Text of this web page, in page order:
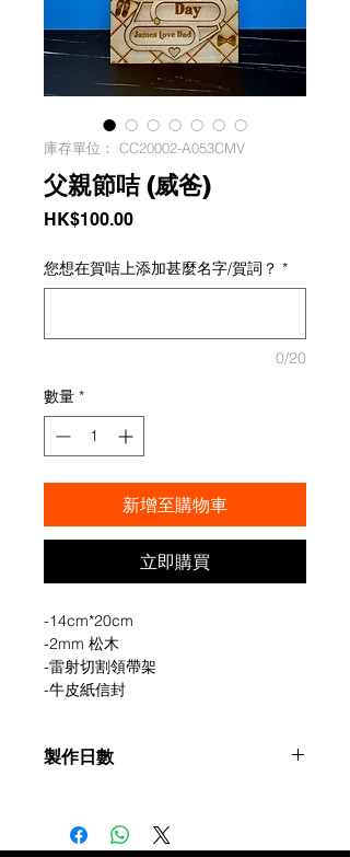
庫存單位： CC20002-A053CMV
父親節咭 (威爸)
HK$100.00價
您想在賀咭上添加甚麼名字/賀詞？ *
0/20
數量 *
新增至購物車
立即購買
-14cm*20cm
-2mm 松木
-雷射切割領帶架
-牛皮紙信封
製作日數
天 (確認收款及設計稿件起計)